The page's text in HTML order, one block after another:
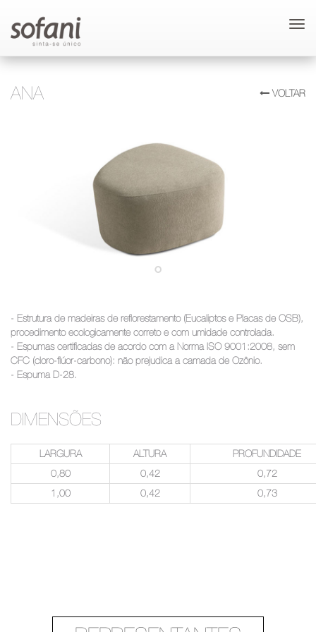
ANA VOLTAR
- Estrutura de madeiras de reflorestamento (Eucaliptos e Placas de OSB),
procedimento ecologicamente correto e com umidade controlada.
- Espumas certificadas de acordo com a Norma ISO 9001:2008, sem
CFC (cloro-flúor-carbono): não prejudica a camada de Ozônio.
- Espuma D-28.
DIMENSÕES
LARGURA ALTURA PROFUNDIDADE
0,80 0,42 0,72
1,00 0,42 0,73